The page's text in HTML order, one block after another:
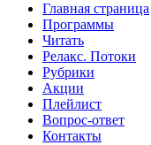
Главная страница
Программы
Читать
Релакс. Потоки
Рубрики
Акции
Плейлист
Вопрос-ответ
Контакты